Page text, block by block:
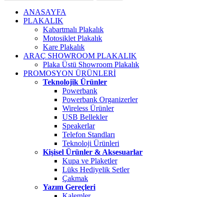
ANASAYFA
PLAKALIK
Kabartmalı Plakalık
Motosiklet Plakalık
Kare Plakalık
ARAÇ SHOWROOM PLAKALIK
Plaka Üstü Showroom Plakalık
PROMOSYON ÜRÜNLERİ
Teknolojik Ürünler
Powerbank
Powerbank Organizerler
Wireless Ürünler
USB Bellekler
Speakerlar
Telefon Standları
Teknoloji Ürünleri
Kişisel Ürünler & Aksesuarlar
Kupa ve Plaketler
Lüks Hediyelik Setler
Çakmak
Yazım Gereçleri